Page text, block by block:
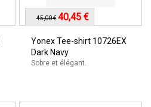
Yonex Tee-shirt 10726EX
Dark Navy
Sobre et élégant.
45,00 € 40,45 €